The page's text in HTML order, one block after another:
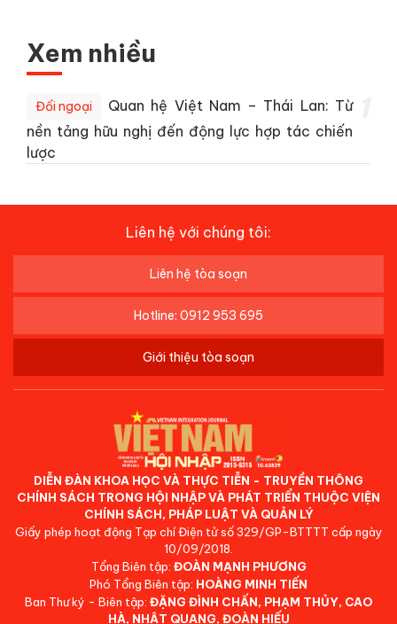
Xem nhiều
Đối ngoại
Quan hệ Việt Nam – Thái Lan: Từ
nền tảng hữu nghị đến động lực hợp tác chiến
lược
Liên hệ với chúng tôi:
Liên hệ tòa soạn
Hotline: 0912 953 695
Giới thiệu tòa soạn
DIỄN ĐÀN KHOA HỌC VÀ THỰC TIỄN - TRUYỀN THÔNG
CHÍNH SÁCH TRONG HỘI NHẬP VÀ PHÁT TRIỂN THUỘC VIỆN
CHÍNH SÁCH, PHÁP LUẬT VÀ QUẢN LÝ
Giấy phép hoạt động Tạp chí Điện tử số 329/GP-BTTTT cấp ngày
10/09/2018.
Tổng Biên tập: ĐOÀN MẠNH PHƯƠNG
Phó Tổng Biên tập: HOÀNG MINH TIẾN
Ban Thư ký - Biên tập: ĐẶNG ĐÌNH CHẤN, PHẠM THỦY, CAO
HÀ, NHẬT QUANG, ĐOÀN HIẾU